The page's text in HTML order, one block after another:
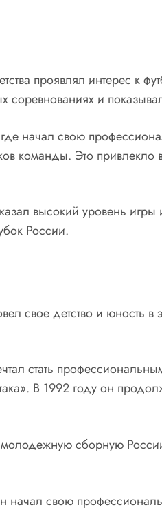
проявлял интерес к
соревнованиях и
начал свою
команды. Это
высокий уровень игры
России.
свое детство и юность в
стать
В 1992 году он
молодежную сборную
свою